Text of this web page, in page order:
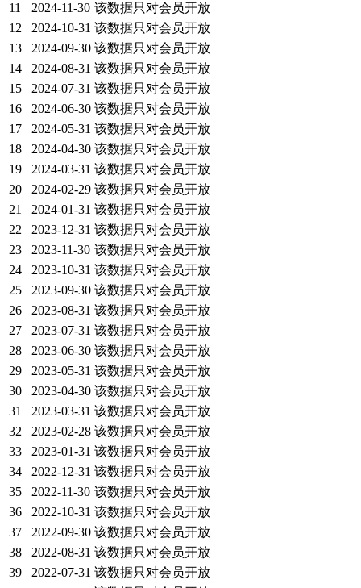
11
2024-11-30 该数据只对会员开放
12
2024-10-31 该数据只对会员开放
13
2024-09-30 该数据只对会员开放
14
2024-08-31 该数据只对会员开放
15
2024-07-31 该数据只对会员开放
16
2024-06-30 该数据只对会员开放
17
2024-05-31 该数据只对会员开放
18
2024-04-30 该数据只对会员开放
19
2024-03-31 该数据只对会员开放
20
2024-02-29 该数据只对会员开放
21
2024-01-31 该数据只对会员开放
22
2023-12-31 该数据只对会员开放
23
2023-11-30 该数据只对会员开放
24
2023-10-31 该数据只对会员开放
25
2023-09-30 该数据只对会员开放
26
2023-08-31 该数据只对会员开放
27
2023-07-31 该数据只对会员开放
28
2023-06-30 该数据只对会员开放
29
2023-05-31 该数据只对会员开放
30
2023-04-30 该数据只对会员开放
31
2023-03-31 该数据只对会员开放
32
2023-02-28 该数据只对会员开放
33
2023-01-31 该数据只对会员开放
34
2022-12-31 该数据只对会员开放
35
2022-11-30 该数据只对会员开放
36
2022-10-31 该数据只对会员开放
37
2022-09-30 该数据只对会员开放
38
2022-08-31 该数据只对会员开放
39
2022-07-31 该数据只对会员开放